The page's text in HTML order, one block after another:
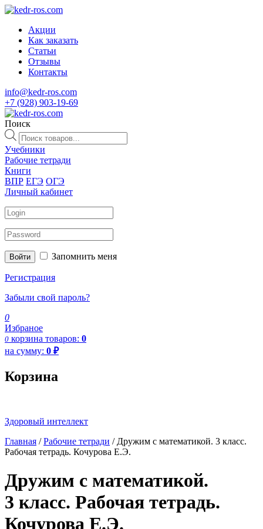
Акции
Как заказать
Статьи
Отзывы
Контакты
info@kedr-ros.com
+7 (928) 903-19-69
Поиск
Поиск
товаров
Учебники
Рабочие тетради
Книги
ВПР ЕГЭ ОГЭ
Личный кабинет
Войти Запомнить меня
Регистрация
Забыли свой пароль?
0
Избраное
0 корзина товаров: 0
на сумму: 0 ₽
Корзина
Здоровый интеллект
Главная /Рабочие тетради / Дружим с математикой. 3 класс.
Рабочая тетрадь. Кочурова Е.Э.
Дружим с математикой.
3 класс. Рабочая тетрадь.
Кочурова Е.Э.